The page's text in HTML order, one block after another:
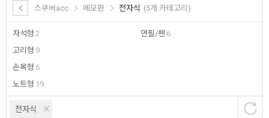
스쿠버acc 메모판 전자식 (5개 카테고리)
자석형 2
고리형 9
손목형 6
노트형 19
연필/펜 6
전자식